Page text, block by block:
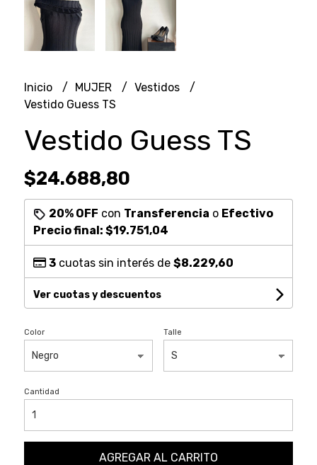
Inicio MUJER
Vestidos
Vestido Guess TS
Vestido Guess TS
$24.688,80
20% OFF con Transferencia o Efectivo
Precio final: $19.751,04
3cuotas sin interés de $8.229,60
Ver cuotas y descuentos
Color Talle
Cantidad
AGREGAR AL CARRITO